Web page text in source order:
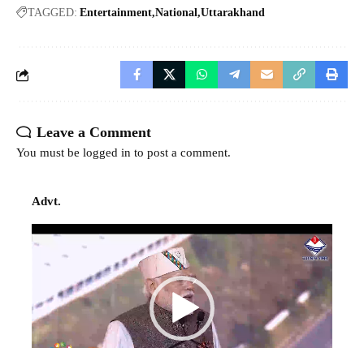
TAGGED: Entertainment National Uttarakhand
Leave a Comment
You must be logged in to post a comment.
Advt.
Video